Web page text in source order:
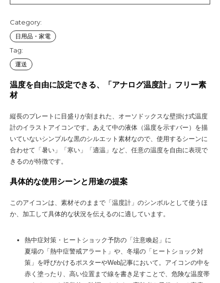
Category:
日用品・家電
Tag:
運送
温度を自由に設定できる、「アナログ温度計」フリー素
材
縦長のプレートに目盛りが刻まれた、オーソドックスな壁掛け式温度
計のイラストアイコンです。あえて中の液体（温度を示すバー）を描
いていないシンプルな黒のシルエット素材なので、使用するシーンに
合わせて「暑い」「寒い」「適温」など、任意の温度を自由に表現で
きるのが特徴です。
具体的な使用シーンと用途の提案
このアイコンは、素材そのままで「温度計」のシンボルとして使うほ
か、加工して具体的な状況を伝えるのに適しています。
熱中症対策・ヒートショック予防の「注意喚起」に
夏場の「熱中症警戒アラート」や、冬場の「ヒートショック対
策」を呼びかけるポスターやWeb記事において。アイコンの中を
赤く塗ったり、高い位置まで線を書き足すことで、危険な温度帯